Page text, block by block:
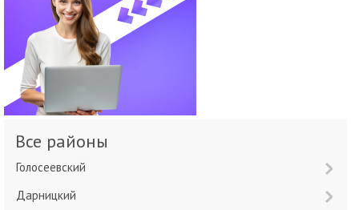
Все районы
Голосеевский
Дарницкий